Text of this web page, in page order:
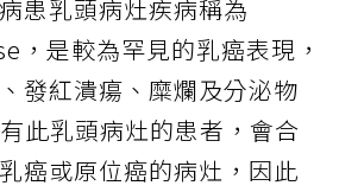
患乳頭病灶疾病稱為
是較為罕見的乳癌表現，
發紅潰瘍、糜爛及分泌物
此乳頭病灶的患者，會合
癌或原位癌的病灶，因此